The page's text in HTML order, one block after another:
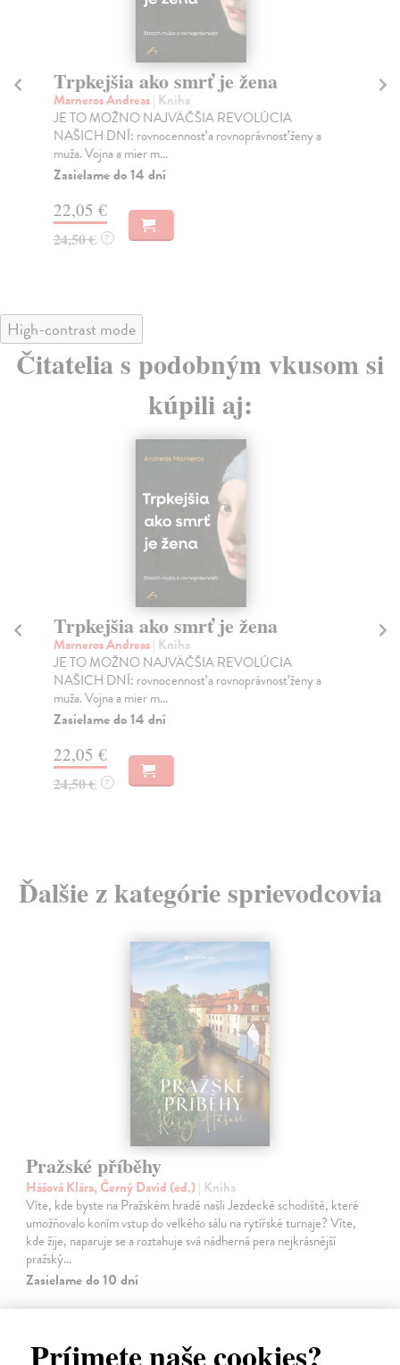
Príjmete naše cookies?
Trpkejšia ako smrť je žena
Marneros Andreas| Kniha
JE TO MOŽNO NAJVÄČŠIA REVOLÚCIA
NAŠICH DNÍ: rovnocennosť a rovnoprávnosť ženy a
muža. Vojna a mier m...
Zasielame do 14 dní
22,05 €
24,50 € ?
High-contrast mode
Čitatelia s podobným vkusom si
kúpili aj:
Trpkejšia ako smrť je žena
Marneros Andreas| Kniha
JE TO MOŽNO NAJVÄČŠIA REVOLÚCIA
NAŠICH DNÍ: rovnocennosť a rovnoprávnosť ženy a
muža. Vojna a mier m...
Zasielame do 14 dní
22,05 €
24,50 € ?
Ďalšie z kategórie sprievodcovia
Pražské příběhy
Hášová Klára, Černý David (ed.)| Kniha
Víte, kde byste na Pražském hradě našli Jezdecké schodiště, které
umožňovalo koním vstup do velkého sálu na rytířské turnaje? Víte,
kde žije, naparuje se a roztahuje svá nádherná pera nejkrásnější
pražský…
Zasielame do 10 dní
16,19 €
16,69 €